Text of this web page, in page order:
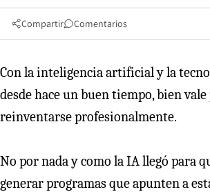
Compartir Comentarios
Con la inteligencia artificial y la
desde hace un buen tiempo, bien
reinventarse profesionalmente.
No por nada y como la IA llegó para
generar programas que apunten a